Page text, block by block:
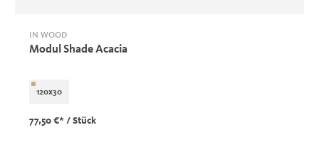
IN WOOD
Modul Shade Acacia
120x30
77,50 €* / Stück